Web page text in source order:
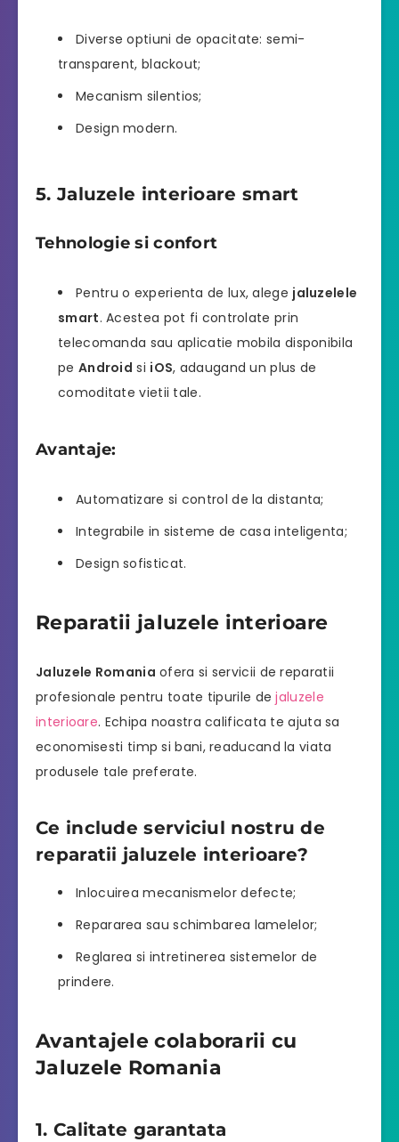
Diverse optiuni de opacitate: semi-
transparent, blackout;
Mecanism silentios;
Design modern.
5. Jaluzele interioare smart
Tehnologie si confort
Pentru o experienta de lux, alege jaluzelele
smart. Acestea pot fi controlate prin
telecomanda sau aplicatie mobila disponibila
pe Android si iOS, adaugand un plus de
comoditate vietii tale.
Avantaje:
Automatizare si control de la distanta;
Integrabile in sisteme de casa inteligenta;
Design sofisticat.
Reparatii jaluzele interioare
Jaluzele Romania ofera si servicii de reparatii
profesionale pentru toate tipurile dejaluzele
interioare. Echipa noastra calificata te ajuta sa
economisesti timp si bani, readucand la viata
produsele tale preferate.
Ce include serviciul nostru de
reparatii jaluzele interioare?
Inlocuirea mecanismelor defecte;
Repararea sau schimbarea lamelelor;
Reglarea si intretinerea sistemelor de
prindere.
Avantajele colaborarii cu
Jaluzele Romania
1. Calitate garantata